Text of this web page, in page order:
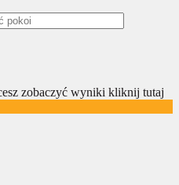
zobaczyć wyniki kliknij tutaj